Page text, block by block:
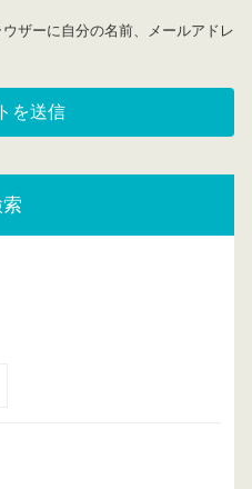
ザーに自分の名前、メールアドレ